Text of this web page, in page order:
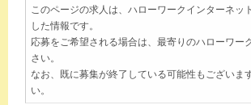
このページの求人は、ハローワークインターネッ
した情報です。
応募をご希望される場合は、最寄りのハローワー
さい。
なお、既に募集が終了している可能性もございま
い。